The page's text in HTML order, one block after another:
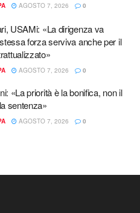
AGOSTO 7, 2026 0
USAMi: «La dirigenza va
forza serviva anche per il
AGOSTO 7, 2026 0
«La priorità è la bonifica, non il
sentenza»
AGOSTO 7, 2026 0